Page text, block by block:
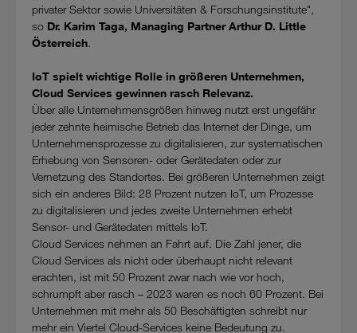
privater Sektor sowie Universitäten & Forschungsinstitute",
so Dr. Karim Taga, Managing Partner Arthur D. Little
Österreich.
IoT spielt wichtige Rolle in größeren Unternehmen,
Cloud Services gewinnen rasch Relevanz.
Über alle Unternehmensgrößen hinweg nutzt erst ungefähr
jeder zehnte heimische Betrieb das Internet der Dinge, um
Unternehmensprozesse zu digitalisieren, zur systematischen
Erhebung von Sensoren- oder Gerätedaten oder zur
Vernetzung des Standortes. Bei größeren Unternehmen zeigt
sich ein anderes Bild: 28 Prozent nutzen IoT, um Prozesse
zu digitalisieren und jedes zweite Unternehmen erhebt
Sensor- und Gerätedaten mittels IoT.
Cloud Services nehmen an Fahrt auf. Die Zahl jener, die
Cloud Services als nicht oder überhaupt nicht relevant
erachten, ist mit 50 Prozent zwar nach wie vor hoch,
schrumpft aber rasch – 2023 waren es noch 60 Prozent. Bei
Unternehmen mit mehr als 50 Beschäftigten schreibt nur
mehr ein Viertel Cloud-Services keine Bedeutung zu.